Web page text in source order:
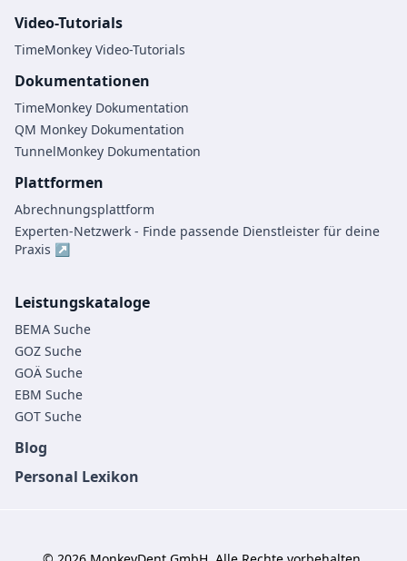
Video-Tutorials
TimeMonkey Video-Tutorials
Dokumentationen
TimeMonkey Dokumentation
QM Monkey Dokumentation
TunnelMonkey Dokumentation
Plattformen
Abrechnungsplattform
Experten-Netzwerk - Finde passende Dienstleister für deine
Praxis ↗
Leistungskataloge
BEMA Suche
GOZ Suche
GOÄ Suche
EBM Suche
GOT Suche
Blog
Personal Lexikon